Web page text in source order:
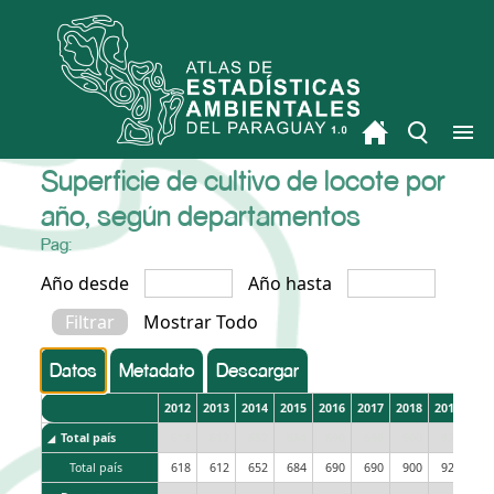
Superficie de cultivo de locote por
año, según departamentos
Pag:
Año desde
Año hasta
Mostrar Todo
Datos Metadato Descargar
2012 2013 2014 2015 2016 2017 2018 2019
Total país
Total país
618 612 652 684 690 690 900 923